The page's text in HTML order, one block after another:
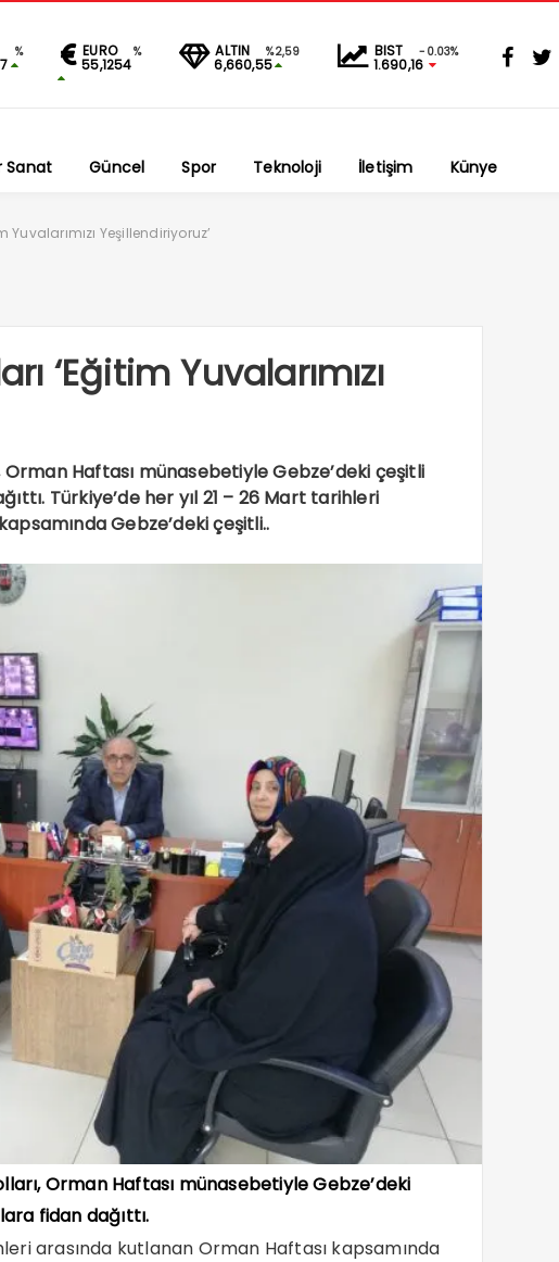
% EURO %
55,1254
ALTIN %2,59
6,660,55
BIST -0.03%
1.690,16
Sanat Güncel Spor Teknoloji İletişim Künye
Yuvalarımızı Yeşillendiriyoruz’
‘Eğitim Yuvalarımızı
Orman Haftası münasebetiyle Gebze’deki çeşitli
Türkiye’de her yıl 21 – 26 Mart tarihleri
Gebze’deki çeşitli..
Orman Haftası münasebetiyle Gebze’deki
fidan dağıttı.
arasında kutlanan Orman Haftası kapsamında